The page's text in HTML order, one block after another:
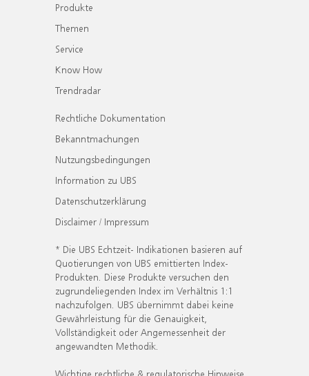
Produkte
Themen
Service
Know How
Trendradar
Rechtliche Dokumentation
Bekanntmachungen
Nutzungsbedingungen
Information zu UBS
Datenschutzerklärung
Disclaimer / Impressum
* Die UBS Echtzeit- Indikationen basieren auf
Quotierungen von UBS emittierten Index-
Produkten. Diese Produkte versuchen den
zugrundeliegenden Index im Verhältnis 1:1
nachzufolgen. UBS übernimmt dabei keine
Gewährleistung für die Genauigkeit,
Vollständigkeit oder Angemessenheit der
angewandten Methodik.